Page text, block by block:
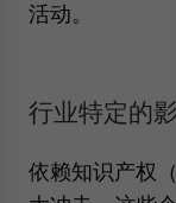
活动。
行业特定的
依赖知识产权